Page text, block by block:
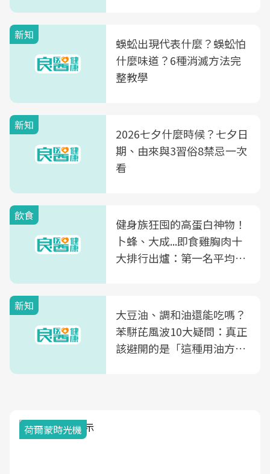
新知
蜈蚣出現代表什麼？蜈蚣怕
什麼味道？6種消滅方法完
整教學
新知
2026七夕什麼時候？七夕日
期、由來與3習俗8禁忌一次
看
飲食
健身族狂囤的高蛋白神物！
卜蜂、大成...即食雞胸肉十
大排行出爐：第一名平均一
新知
大豆油、調和油還能吃嗎？
苯駢芘風波10大疑問：真正
該避開的是「這種用油方
荷爾蒙時光機